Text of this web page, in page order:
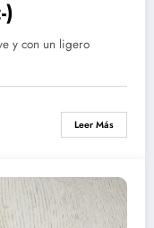
)
y con un ligero
Leer Más